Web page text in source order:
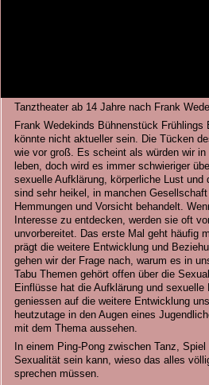
Tanztheater ab 14 Jahre nach Frank
Frank Wedekinds Bühnenstück
könnte nicht aktueller sein. Die Tücken
wie vor groß. Es scheint als würden wir
leben, doch wird es immer schwieriger
sexuelle Aufklärung, körperliche Lust
sind sehr heikel, in manchen
Hemmungen und Vorsicht behandelt.
Interesse zu entdecken, werden sie oft
unvorbereitet. Das erste Mal geht häufig
prägt die weitere Entwicklung und
gehen wir der Frage nach, warum es in
Tabu Themen gehört offen über die
Einflüsse hat die Aufklärung und
geniessen auf die weitere Entwicklung
heutzutage in den Augen eines
mit dem Thema aussehen.
In einem Ping-Pong zwischen Tanz,
Sexualität sein kann, wieso das alles
sprechen müssen.